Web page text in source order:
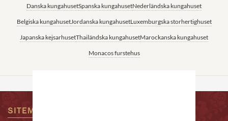
Danska kungahusetSpanska kungahusetNederländska kungahuset
Belgiska kungahusetJordanska kungahusetLuxemburgska storhertighuset
Japanska kejsarhusetThailändska kungahusetMarockanska kungahuset
Monacos furstehus
SITEMAP